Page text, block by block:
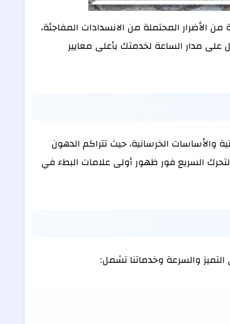
الأضرار المحتملة من الانسدادات المفاجئة،
على مدار الساعة لخدمتك بأعلى معايير
والأساسات الخرسانية، حيث تتراكم الدهون
السريع فور ظهور أولى علامات البطء في
والسرعة وخدماتنا تشمل: